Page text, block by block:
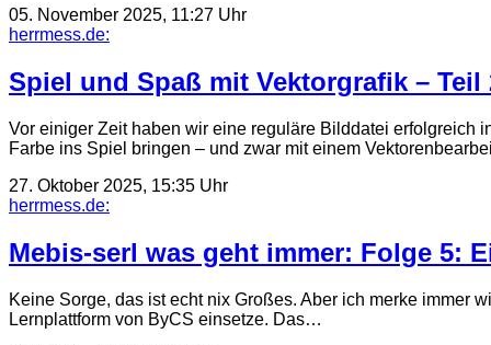
05. November 2025, 11:27 Uhr
herrmess.de:
Spiel und Spaß mit Vektorgrafik – Teil
Vor einiger Zeit haben wir eine reguläre Bilddatei erfolgreich
Farbe ins Spiel bringen – und zwar mit einem
27. Oktober 2025, 15:35 Uhr
herrmess.de:
Mebis-serl was geht immer: Folge 5:
Keine Sorge, das ist echt nix Großes. Aber ich merke immer
Lernplattform von ByCS einsetze. Das…